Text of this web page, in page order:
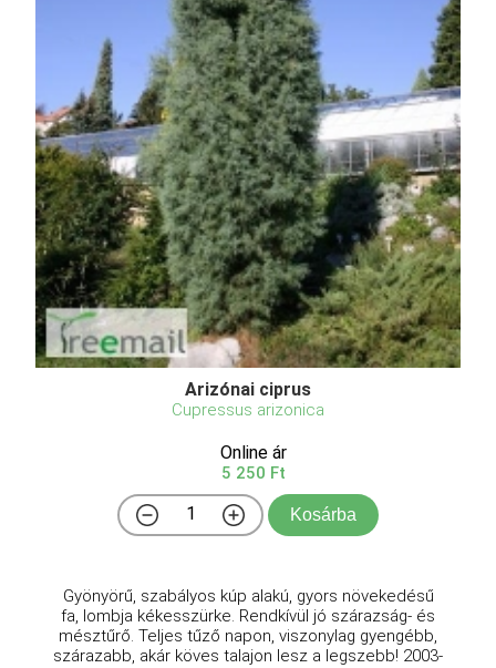
Arizónai ciprus
Cupressus arizonica
Online ár
5 250 Ft
Kosárba
Gyönyörű, szabályos kúp alakú, gyors növekedésű
fa, lombja kékesszürke. Rendkívül jó szárazság- és
mésztűrő. Teljes tűző napon, viszonylag gyengébb,
szárazabb, akár köves talajon lesz a legszebb! 2003-